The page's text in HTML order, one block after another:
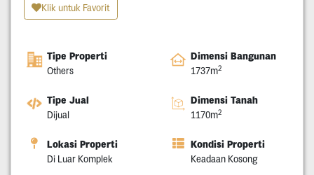
Klik untuk Favorit
Tipe Properti
Others
Dimensi Bangunan
1737m2
Tipe Jual
Dijual
Dimensi Tanah
1170m2
Lokasi Properti
Di Luar Komplek
Kondisi Properti
Keadaan Kosong